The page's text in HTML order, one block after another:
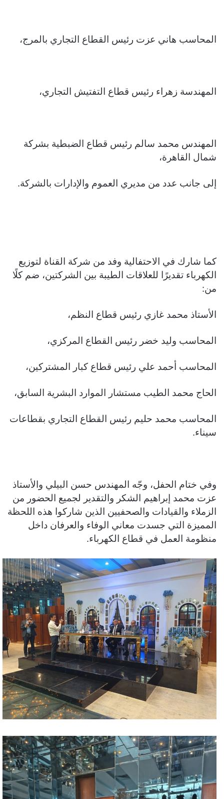
المحاسب هاني عزت رئيس القطاع التجاري بالمرج،
المهندسة زهراء رئيس قطاع التفتيش التجاري،
المهندس محمد سالم رئيس قطاع الضبطية بشركة
شمال القاهرة،
إلى جانب عدد من مديري العموم والإدارات بالشركة.
كما شارك في الاحتفالية وفد من شركة القناة لتوزيع
الكهرباء تقديرًا للعلاقات الطيبة بين الشركتين، ضم كلًا
من:
الأستاذ محمد غازي رئيس قطاع النظم،
المحاسب وليد خضر رئيس القطاع المركزي،
المحاسب أحمد علي رئيس قطاع كبار المشتركين،
الحاج محمد الطيب مستشار الموارد البشرية السابق،
المحاسب محمد حليم رئيس القطاع التجاري بقطاعات
سيناء.
وفي ختام الحفل، وجّه المهندس حسن البيلي والأستاذ
عزت محمد إبراهيم الشكر والتقدير لجميع الحضور من
الزملاء والقيادات والصحفيين الذين شاركوا هذه اللحظة
المميزة التي جسدت معاني الوفاء والعرفان داخل
منظومة العمل في قطاع الكهرباء.